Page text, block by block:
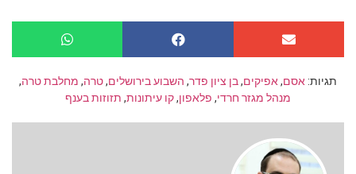
תגיות: אסם, אפיקים,בן ציון פדר, השבוע בירושלים,טרה, מחלבת טרה,
מנהל מגזר חרדי, פלאפון,קו עיתונות, תזוזות בענף